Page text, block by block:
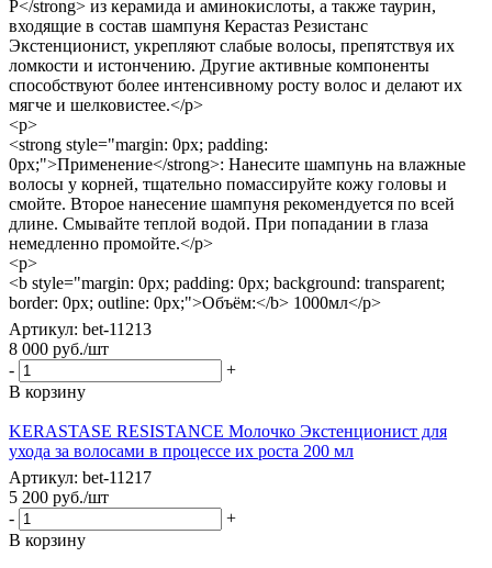
Р</strong> из керамида и аминокислоты, а также таурин,
входящие в состав шампуня Керастаз Резистанс
Экстенционист, укрепляют слабые волосы, препятствуя их
ломкости и истончению. Другие активные компоненты
способствуют более интенсивному росту волос и делают их
мягче и шелковистее.</p>
<p>
<strong style="margin: 0px; padding:
0px;">Применение</strong>: Нанесите шампунь на влажные
волосы у корней, тщательно помассируйте кожу головы и
смойте. Второе нанесение шампуня рекомендуется по всей
длине. Смывайте теплой водой. При попадании в глаза
немедленно промойте.</p>
<p>
<b style="margin: 0px; padding: 0px; background: transparent;
border: 0px; outline: 0px;">Объём:</b> 1000мл</p>
Артикул: bet-11213
8 000 руб./шт
-
+
В корзину
KERASTASE RESISTANCE Молочко Экстенционист для
ухода за волосами в процессе их роста 200 мл
Артикул: bet-11217
5 200 руб./шт
-
+
В корзину